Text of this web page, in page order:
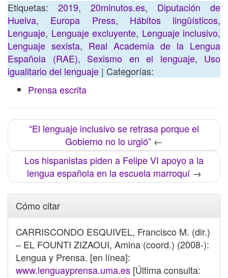
Etiquetas: 2019, 20minutos.es, Diputación de
Huelva, Europa Press, Hábitos lingüísticos,
Lenguaje, Lenguaje excluyente, Lenguaje inclusivo,
Lenguaje sexista, Real Academia de la Lengua
Española (RAE), Sexismo en el lenguaje, Uso
igualitario del lenguaje | Categorías:
Prensa escrita
“El lenguaje inclusivo se retrasa porque el
Gobierno no lo urgió” ←
Los hispanistas piden a Felipe VI apoyo a la
lengua española en la escuela marroquí→
Cómo citar
CARRISCONDO ESQUIVEL, Francisco M. (dir.)
– EL FOUNTI ZIZAOUI, Amina (coord.) (2008-):
Lengua y Prensa. [en línea]:
www.lenguayprensa.uma.es [Última consulta: